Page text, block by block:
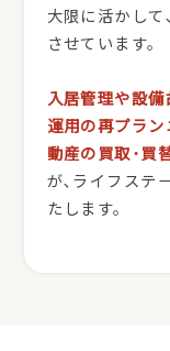
大限に活かし
させています。
入居管理や設
運用の再プラ
動産の買取･買
が､ライフステ
たします。